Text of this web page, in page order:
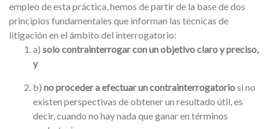
empleo de esta práctica, hemos de partir de la base de dos
principios fundamentales que informan las técnicas de
litigación en el ámbito del interrogatorio:
a) solo contrainterrogar con un objetivo claro y preciso,
y
b) no proceder a efectuar un contrainterrogatoriosi no
existen perspectivas de obtener un resultado útil, es
decir, cuando no hay nada que ganar en términos